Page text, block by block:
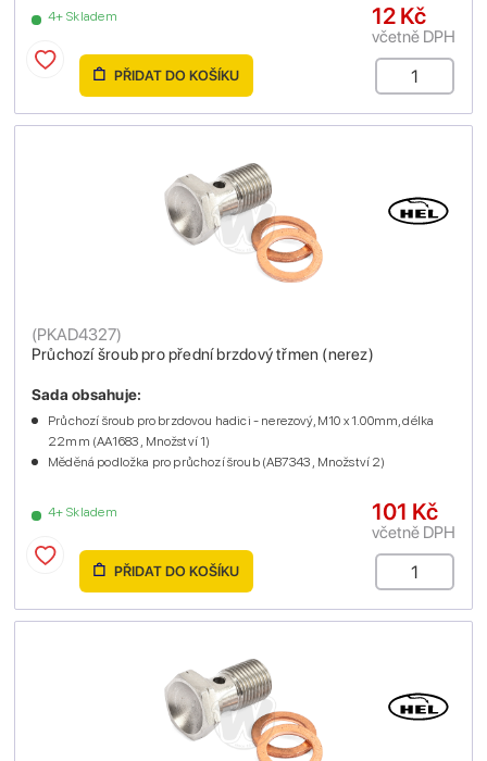
4+ Skladem 12 Kč
včetně DPH
PŘIDAT DO KOŠÍKU
Průchozí šroub pro přední brzdový třmen (nerez)
(PKAD4327)
4+ Skladem
Sada obsahuje:
Průchozí šroub pro brzdovou hadici - nerezový, M10 x 1.00mm, délka
22mm (AA1683 , Množství 1)
Měděná podložka pro průchozí šroub (AB7343 , Množství 2)
101 Kč
včetně DPH
PŘIDAT DO KOŠÍKU